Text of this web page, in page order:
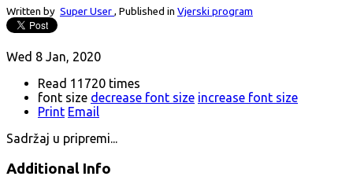
Written by Super User , Published in Vjerski program
Wed 8 Jan, 2020
Read 11720 times
font size decrease font size increase font size
Print Email
Sadržaj u pripremi...
Additional Info